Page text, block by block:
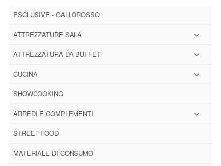
CONTATTI
LOGIN
REGISTRATI
ESCLUSIVE - GALLOROSSO
ATTREZZATURE SALA
ATTREZZATURA DA BUFFET
CUCINA
SHOWCOOKING
ARREDI E COMPLEMENTI
STREET-FOOD
MATERIALE DI CONSUMO